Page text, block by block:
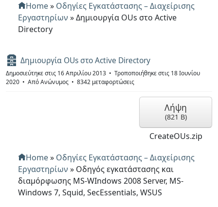
Home» Οδηγίες Εγκατάστασης – Διαχείρισης
Εργαστηρίων »Δημιουργία OUs στο Active
Directory
Α
χ
ε
Δημιουργία OUs στο Active Directory
Δημοσιεύτηκε στις 16 Απριλίου 2013
Τροποποιήθηκε στις 18 Ιουνίου
2020
ΑπόΑνώνυμος 8342 μεταφορτώσεις
Λήψη
(821 B)
CreateOUs.zip
Home» Οδηγίες Εγκατάστασης – Διαχείρισης
Εργαστηρίων » Οδηγός εγκατάστασης και
διαμόρφωσης MS-WIndows 2008 Server, MS-
Windows 7, Squid, SecEssentials, WSUS